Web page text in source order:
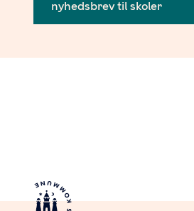
nyhedsbrev til skoler